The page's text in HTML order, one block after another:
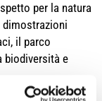
per la natura
il parco
biodiversità e
avranno